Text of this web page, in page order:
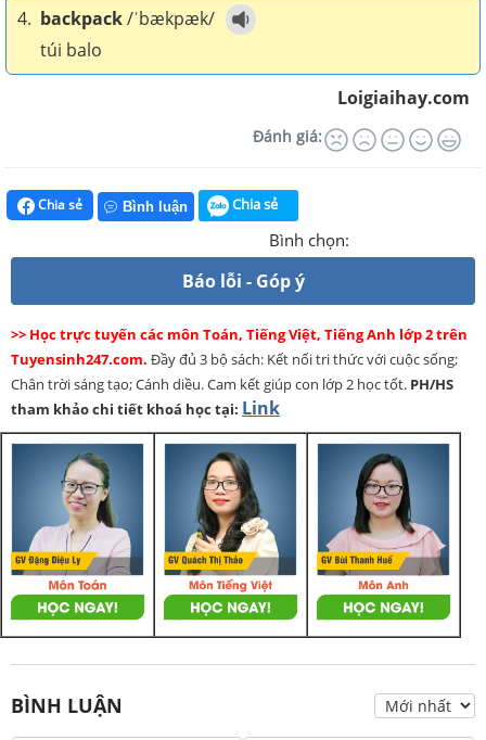
4. backpack/ˈbækpæk/
túi balo
Loigiaihay.com
Đánh giá:
Chia sẻ Bình luận Chia sẻ
Bình chọn:
Báo lỗi - Góp ý
>> Học trực tuyến các môn Toán, Tiếng Việt, Tiếng Anh lớp 2 trên
Tuyensinh247.com. Đầy đủ 3 bộ sách: Kết nối tri thức với cuộc sống;
Chân trời sáng tạo; Cánh diều. Cam kết giúp con lớp 2 học tốt. PH/HS
tham khảo chi tiết khoá học tại: Link
BÌNH LUẬN